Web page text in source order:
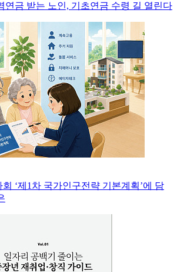
연금 받는 노인, 기초연금 수령 길 열린다
‘제1차 국가인구전략 기본계획’에 담